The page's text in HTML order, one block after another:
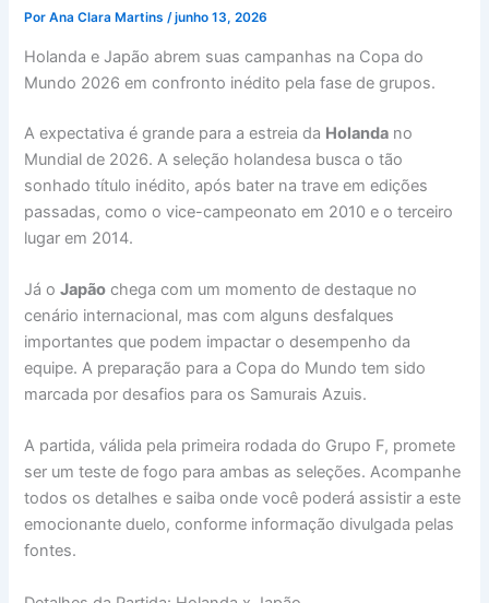
PorAna Clara Martins/junho 13, 2026
Holanda e Japão abrem suas campanhas na Copa do
Mundo 2026 em confronto inédito pela fase de grupos.
A expectativa é grande para a estreia da Holanda no
Mundial de 2026. A seleção holandesa busca o tão
sonhado título inédito, após bater na trave em edições
passadas, como o vice-campeonato em 2010 e o terceiro
lugar em 2014.
Já oJapão chega com um momento de destaque no
cenário internacional, mas com alguns desfalques
importantes que podem impactar o desempenho da
equipe. A preparação para a Copa do Mundo tem sido
marcada por desafios para os Samurais Azuis.
A partida, válida pela primeira rodada do Grupo F, promete
ser um teste de fogo para ambas as seleções. Acompanhe
todos os detalhes e saiba onde você poderá assistir a este
emocionante duelo, conforme informação divulgada pelas
fontes.